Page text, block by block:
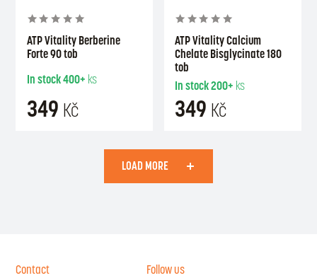
ATP Vitality Berberine
Forte 90 tob
In stock400+ ks
349 Kč
ATP Vitality Calcium
Chelate Bisglycinate 180
tob
In stock200+ ks
349 Kč
LOAD MORE
Contact Follow us